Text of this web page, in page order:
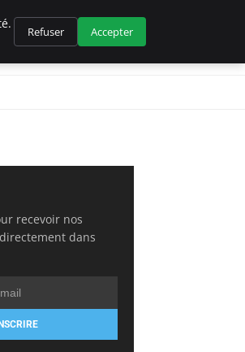
recevoir nos
dans
Refuser Accepter